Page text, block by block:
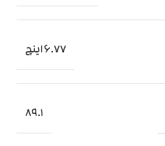
6.77 اینچ
89.1